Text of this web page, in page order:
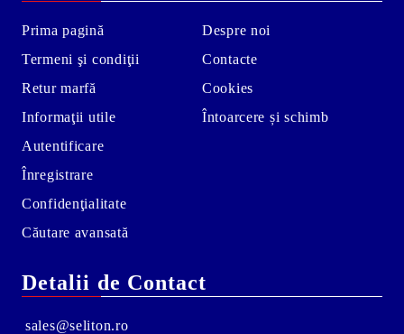
Prima pagină
Termeni şi condiţii
Retur marfă
Informaţii utile
Autentificare
Înregistrare
Confidenţialitate
Căutare avansată
Despre noi
Contacte
Cookies
Întoarcere și schimb
Detalii de Contact
sales@seliton.ro